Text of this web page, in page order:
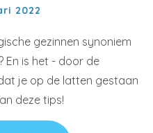
2022
gezinnen synoniem
En is het - door de
je op de latten gestaan
deze tips!